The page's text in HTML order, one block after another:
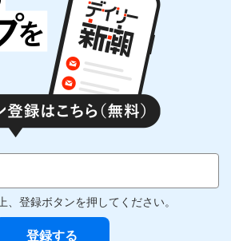
、登録ボタンを押してください。